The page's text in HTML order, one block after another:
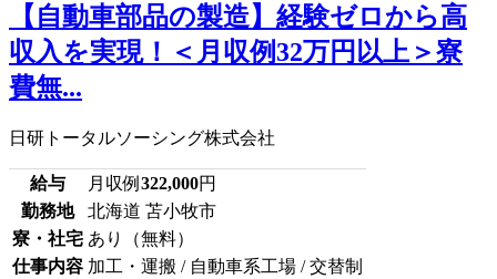
【自動車部品の製造】経験ゼロから高
収入を実現！＜月収例32万円以上＞寮
費無...
日研トータルソーシング株式会社
給与 月収例 322,000円
勤務地
北海道 苫小牧市
寮・社宅 あり（無料）
仕事内容 加工・運搬 / 自動車系工場 / 交替制